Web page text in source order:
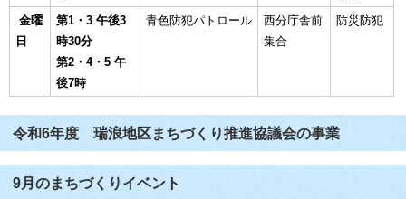
金曜
日
第1・3 午後3
時30分
第2・4・5 午
後7時
青色防犯パトロール
西分庁舎前
集合
防災防犯
令和6年度 瑞浪地区まちづくり推進協議会の事業
9月のまちづくりイベント